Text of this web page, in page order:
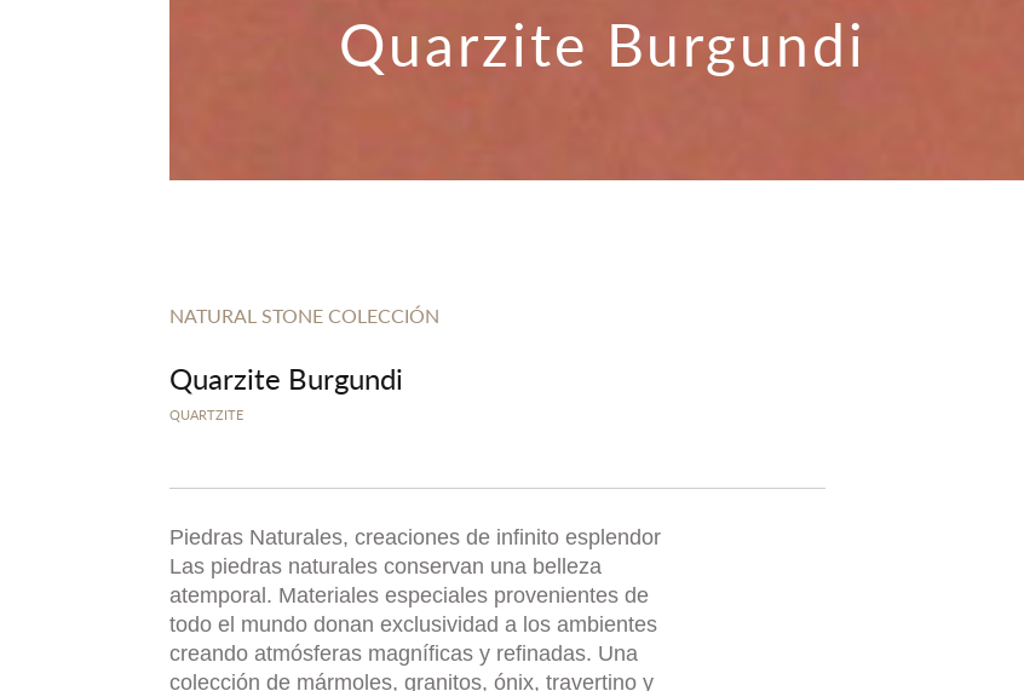
Quarzite Burgundi
NATURAL STONE COLECCIÓN
Quarzite Burgundi
QUARTZITE
Piedras Naturales, creaciones de infinito esplendor
Las piedras naturales conservan una belleza
atemporal. Materiales especiales provenientes de
todo el mundo donan exclusividad a los ambientes
creando atmósferas magníficas y refinadas. Una
colección de mármoles, granitos, ónix, travertino y